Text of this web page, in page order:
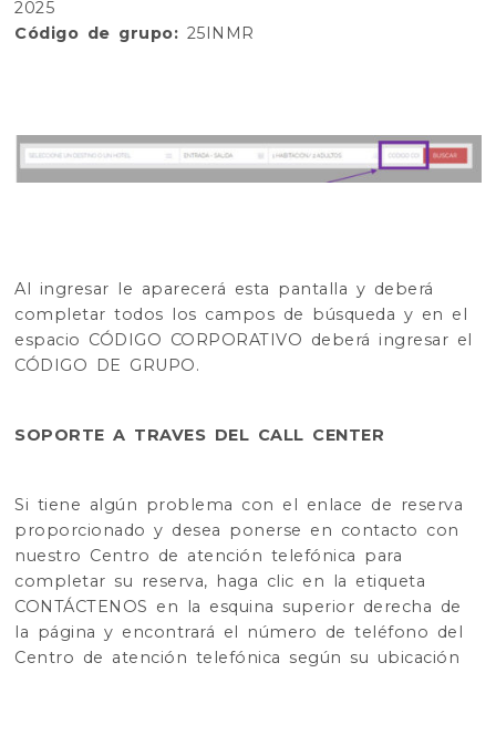
2025
Código de grupo: 25INMR
Al ingresar le aparecerá esta pantalla y deberá
completar todos los campos de búsqueda y en el
espacio CÓDIGO CORPORATIVO deberá ingresar el
CÓDIGO DE GRUPO.
SOPORTE A TRAVES DEL CALL CENTER
Si tiene algún problema con el enlace de reserva
proporcionado y desea ponerse en contacto con
nuestro Centro de atención telefónica para
completar su reserva, haga clic en la etiqueta
CONTÁCTENOS en la esquina superior derecha de
la página y encontrará el número de teléfono del
Centro de atención telefónica según su ubicación